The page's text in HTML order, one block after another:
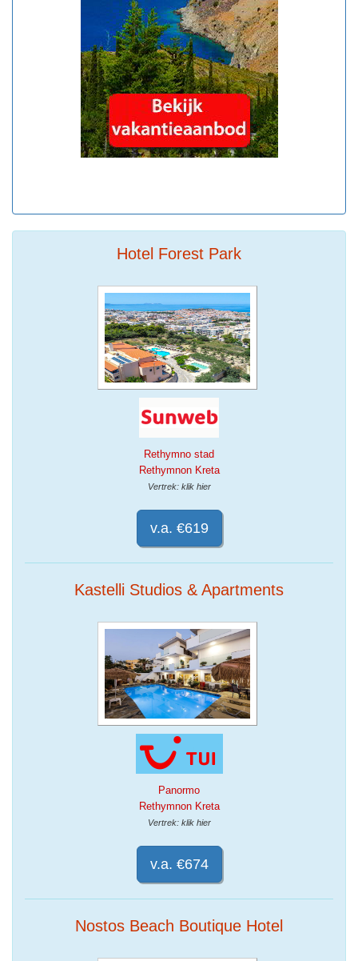
Hotel Forest Park
Rethymno stad
Rethymnon Kreta
Vertrek: klik hier
v.a. €619
Kastelli Studios & Apartments
Panormo
Rethymnon Kreta
Vertrek: klik hier
v.a. €674
Nostos Beach Boutique Hotel